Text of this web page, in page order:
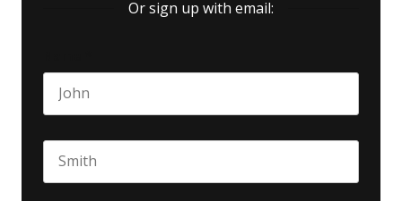
Or sign up with email: